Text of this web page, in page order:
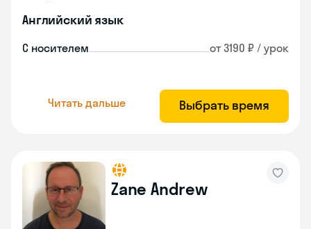
Английский язык
С носителем от 3190 ₽ / урок
Читать дальше Выбрать время
Zane Andrew